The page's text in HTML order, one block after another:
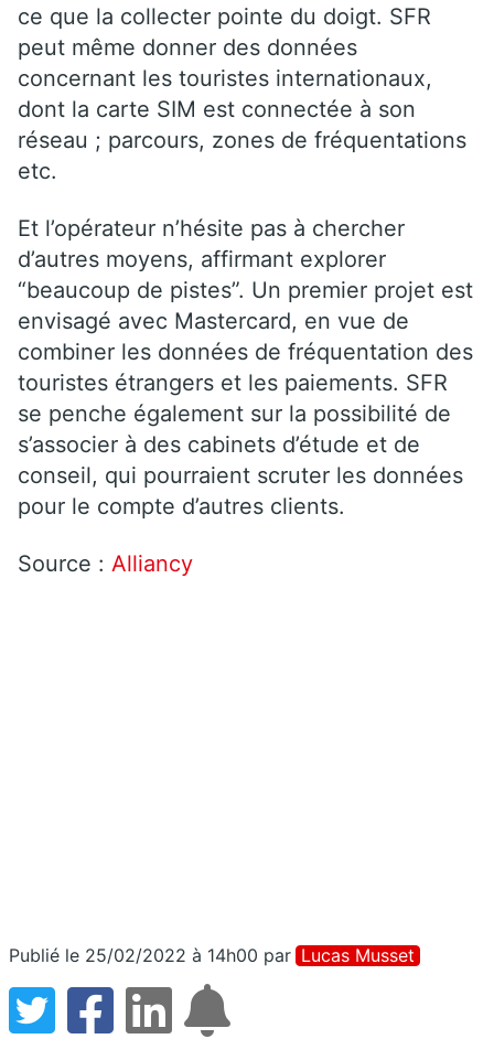
ce que la collecter pointe du doigt. SFR
peut même donner des données
concernant les touristes internationaux,
dont la carte SIM est connectée à son
réseau ; parcours, zones de fréquentations
etc.
Et l’opérateur n’hésite pas à chercher
d’autres moyens, affirmant explorer
“beaucoup de pistes”. Un premier projet est
envisagé avec Mastercard, en vue de
combiner les données de fréquentation des
touristes étrangers et les paiements. SFR
se penche également sur la possibilité de
s’associer à des cabinets d’étude et de
conseil, qui pourraient scruter les données
pour le compte d’autres clients.
Source : Alliancy
Publié le 25/02/2022 à 14h00 par Lucas Musset